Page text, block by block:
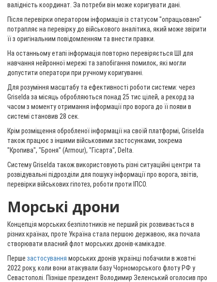
валідність координат. За потреби він може коригувати дані.
Після перевірки оператором інформація із статусом "опрацьовано"
потрапляє на перевірку до військового аналітика, який може звірити
її з оригінальним повідомленням та внести правки.
На останньому етапі інформація повторно перевіряється ШІ для
навчання нейронної мережі та запобігання помилок, які могли
допустити оператори при ручному коригуванні.
Для розуміння масштабу та ефективності роботи системи: через
Griselda за місяць обробляються понад 25 тис цілей, а рекорд за
часом з моменту отримання інформації про ворога до її появи в
системі становив 28 сек.
Крім розміщення обробленої інформації на своїй платформі, Griselda
також працює з іншими військовими застосунками, зокрема
"Кропива", "Броня" (Armour), "Гісарта", Delta.
Систему Griselda також використовують різні ситуаційні центри та
розвідувальні підрозділи для пошуку інформації про ворога, звітів,
перевірки військових гіпотез, роботи проти ІПСО.
Морські дрони
Концепція морських безпілотників не перший рік розвивається в
різних країнах, проте Україна стала першою державою, яка почала
створювати власний флот морських дронів-камікадзе.
Перше застосування морських дронів українці побачили в жовтні
2022 року, коли вони атакували базу Чорноморського флоту РФ у
Севастополі. Пізніше президент Володимир Зеленський оголосив про